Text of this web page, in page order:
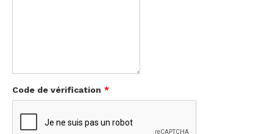
Code de vérification *